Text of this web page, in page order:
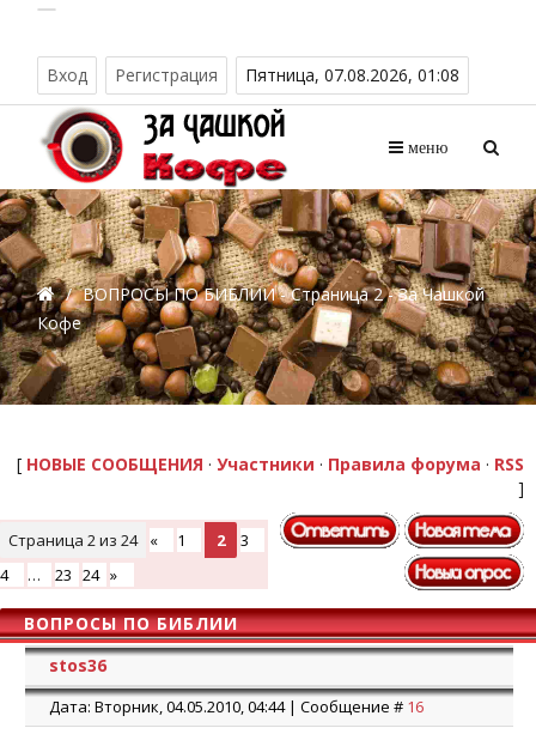
Вход Регистрация Пятница, 07.08.2026, 01:08
меню
/ ВОПРОСЫ ПО БИБЛИИ - Страница 2 - За Чашкой
Кофе
[ НОВЫЕ СООБЩЕНИЯ · Участники · Правила форума · RSS
]
Страница 2из 24 « 1 2
3
4
… 23 24 »
ВОПРОСЫ ПО БИБЛИИ
stos36
Дата: Вторник, 04.05.2010, 04:44 | Сообщение # 16